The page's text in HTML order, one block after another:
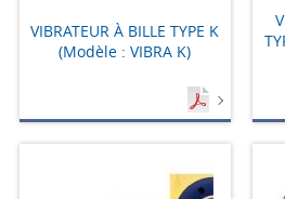
VIBRATEUR À BILLE TYPE K
(Modèle : VIBRA K)